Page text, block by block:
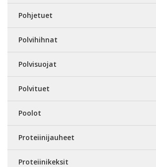
Pohjetuet
Polvihihnat
Polvisuojat
Polvituet
Poolot
Proteiinijauheet
Proteiinikeksit